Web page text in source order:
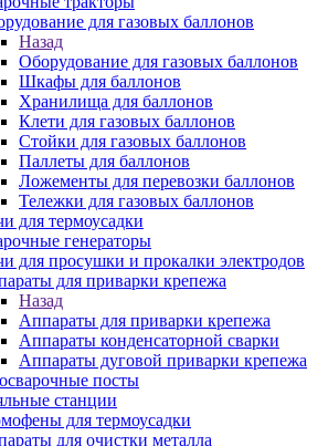
для газовых баллонов
Назад
Оборудование для газовых баллонов
Шкафы для баллонов
Хранилища для баллонов
Клети для газовых баллонов
Стойки для газовых баллонов
Паллеты для баллонов
Ложементы для перевозки баллонов
Тележки для газовых баллонов
для термоусадки
генераторы
для просушки и прокалки электродов
для приварки крепежа
Назад
Аппараты для приварки крепежа
Аппараты конденсаторной сварки
Аппараты дуговой приварки крепежа
посты
станции
для термоусадки
для очистки металла